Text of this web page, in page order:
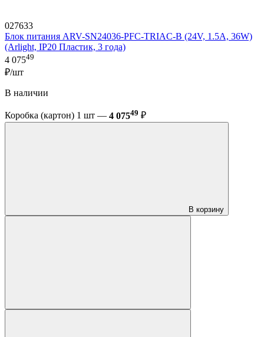
027633
Блок питания ARV-SN24036-PFC-TRIAC-B (24V, 1.5A, 36W)
(Arlight, IP20 Пластик, 3 года)
4 07549
₽/шт
В наличии
Коробка (картон) 1 шт — 4 07549 ₽
В корзину